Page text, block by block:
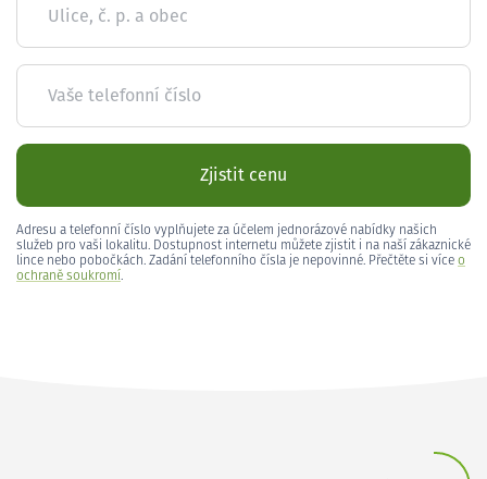
Ulice, č. p. a obec
Vaše telefonní číslo
Zjistit cenu
Adresu a telefonní číslo vyplňujete za účelem jednorázové nabídky našich
služeb pro vaši lokalitu. Dostupnost internetu můžete zjistit i na naší zákaznické
lince nebo pobočkách. Zadání telefonního čísla je nepovinné. Přečtěte si více o
ochraně soukromí.